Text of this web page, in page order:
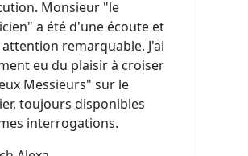
Monsieur "le
a été d'une écoute et
remarquable. J'ai
eu du plaisir à croiser
Messieurs" sur le
toujours disponibles
interrogations.